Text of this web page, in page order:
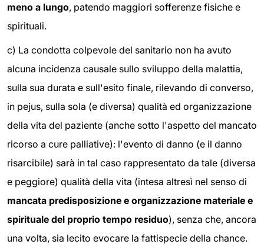
meno a lungo, patendo maggiori sofferenze fisiche e
spirituali.
c) La condotta colpevole del sanitario non ha avuto
alcuna incidenza causale sullo sviluppo della malattia,
sulla sua durata e sull'esito finale, rilevando di converso,
in pejus, sulla sola (e diversa) qualità ed organizzazione
della vita del paziente (anche sotto l'aspetto del mancato
ricorso a cure palliative): l'evento di danno (e il danno
risarcibile) sarà in tal caso rappresentato da tale (diversa
e peggiore) qualità della vita (intesa altresì nel senso di
mancata predisposizione e organizzazione materiale e
spirituale del proprio tempo residuo), senza che, ancora
una volta, sia lecito evocare la fattispecie della chance.